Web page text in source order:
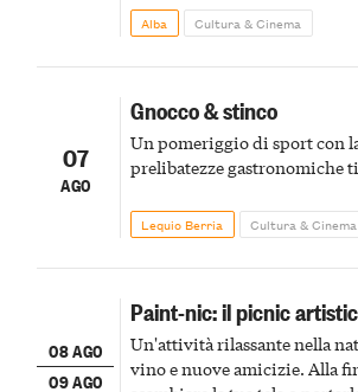
Alba Cultura & Cinema
07
AGO
Gnocco & stinco
Un pomeriggio di sport con
prelibatezze gastronomiche
Lequio Berria Cultura & Cinema
08 AGO
09 AGO
Paint-nic: il picnic
Un'attività rilassante nella
vino e nuove amicizie. Alla